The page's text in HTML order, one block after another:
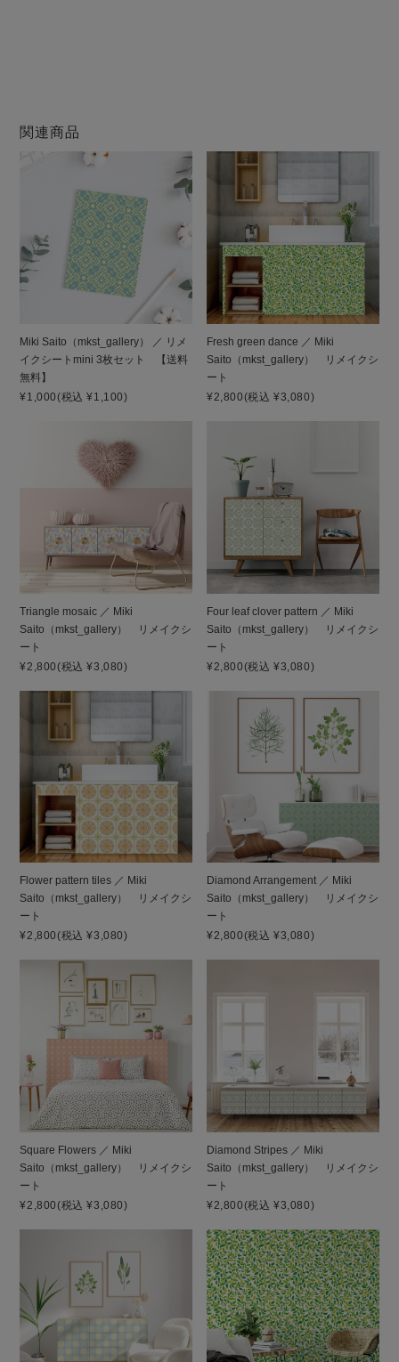
関連商品
Miki Saito（mkst_gallery） ／ リメ
イクシートmini 3枚セット 【送料
無料】
¥1,000(税込 ¥1,100)
Fresh green dance ／ Miki
Saito（mkst_gallery） リメイクシ
ート
¥2,800(税込 ¥3,080)
Triangle mosaic ／ Miki
Saito（mkst_gallery） リメイクシ
ート
¥2,800(税込 ¥3,080)
Four leaf clover pattern ／ Miki
Saito（mkst_gallery） リメイクシ
ート
¥2,800(税込 ¥3,080)
Flower pattern tiles ／ Miki
Saito（mkst_gallery） リメイクシ
ート
¥2,800(税込 ¥3,080)
Diamond Arrangement ／ Miki
Saito（mkst_gallery） リメイクシ
ート
¥2,800(税込 ¥3,080)
Square Flowers ／ Miki
Saito（mkst_gallery） リメイクシ
ート
¥2,800(税込 ¥3,080)
Diamond Stripes ／ Miki
Saito（mkst_gallery） リメイクシ
ート
¥2,800(税込 ¥3,080)